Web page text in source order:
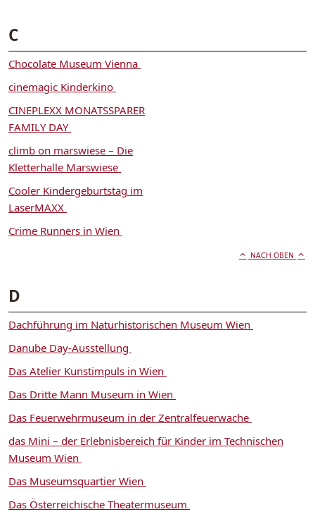
C
Chocolate Museum Vienna
cinemagic Kinderkino
CINEPLEXX MONATSSPARER
FAMILY DAY
climb on marswiese – Die
Kletterhalle Marswiese
Cooler Kindergeburtstag im
LaserMAXX
Crime Runners in Wien
NACH OBEN
D
Dachführung im Naturhistorischen Museum Wien
Danube Day-Ausstellung
Das Atelier Kunstimpuls in Wien
Das Dritte Mann Museum in Wien
Das Feuerwehrmuseum in der Zentralfeuerwache
das Mini – der Erlebnisbereich für Kinder im Technischen
Museum Wien
Das Museumsquartier Wien
Das Österreichische Theatermuseum